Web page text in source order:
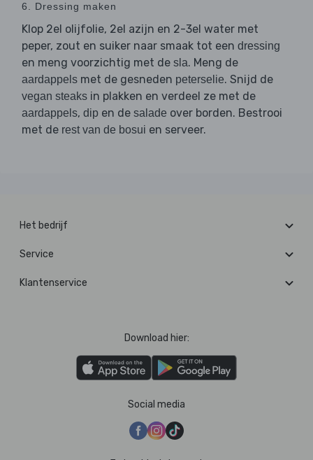
6. Dressing maken
Klop 2el olijfolie, 2el azijn en 2-3el water met
peper, zout en suiker naar smaak tot een dressing
en meng voorzichtig met de sla. Meng de
aardappels met de gesneden peterselie. Snijd de
vegan steaks in plakken en verdeel ze met de
aardappels, dip en de salade over borden. Bestrooi
met de rest van de bosui en serveer.
Het bedrijf
Service
Klantenservice
Download hier:
Social media